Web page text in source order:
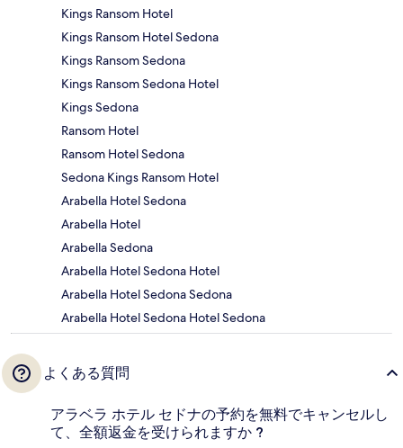
Kings Ransom Hotel
Kings Ransom Hotel Sedona
Kings Ransom Sedona
Kings Ransom Sedona Hotel
Kings Sedona
Ransom Hotel
Ransom Hotel Sedona
Sedona Kings Ransom Hotel
Arabella Hotel Sedona
Arabella Hotel
Arabella Sedona
Arabella Hotel Sedona Hotel
Arabella Hotel Sedona Sedona
Arabella Hotel Sedona Hotel Sedona
よくある質問
アラベラ ホテル セドナの予約を無料でキャンセルし
て、全額返金を受けられますか ?